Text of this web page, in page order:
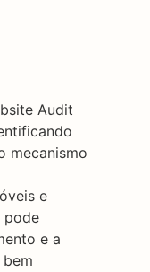
Audit
mecanismo
e
pode
e a